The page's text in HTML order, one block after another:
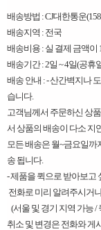
배송방법 : CJ대한통운
배송지역 : 전국
배송비용 : 실 결제 금액이
배송기간 : 2일 ~ 4일(공
배송 안내 : - 산간벽지나
습니다.
고객님께서 주문하신 상
서 상품의 배송이 다소 지
모든 배송은 월~금요일까
송 됩니다.
​-제품을 퀵으로 받아보고
전화로 미리 알려주시거
(서울 및 경기 지역 가능
취소 및 변경은 전화와 게